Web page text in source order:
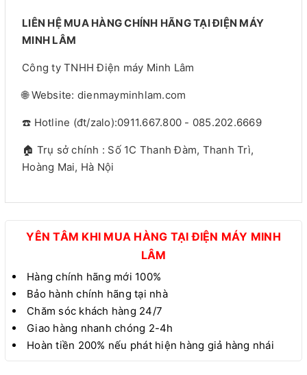
LIÊN HỆ MUA HÀNG CHÍNH HÃNG TẠI ĐIỆN MÁY
MINH LÂM
Công ty TNHH Điện máy Minh Lâm
🌐 Website: dienmayminhlam.com
☎️ Hotline (đt/zalo):0911.667.800 - 085.202.6669
🏠 Trụ sở chính : Số 1C Thanh Đàm, Thanh Trì,
Hoàng Mai, Hà Nội
YÊN TÂM KHI MUA HÀNG TẠI ĐIỆN MÁY MINH
LÂM
Hàng chính hãng mới 100%
Bảo hành chính hãng tại nhà
Chăm sóc khách hàng 24/7
Giao hàng nhanh chóng 2-4h
Hoàn tiền 200% nếu phát hiện hàng giả hàng nhái